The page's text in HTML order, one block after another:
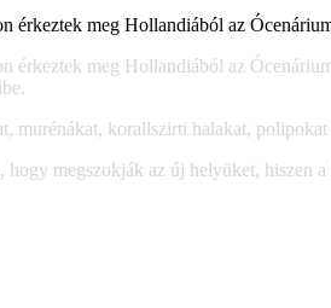
érkeztek meg Hollandiából az
érkeztek meg Hollandiából az
murénákat, korallszirti halakat,
megszokják az új helyüket, hiszen